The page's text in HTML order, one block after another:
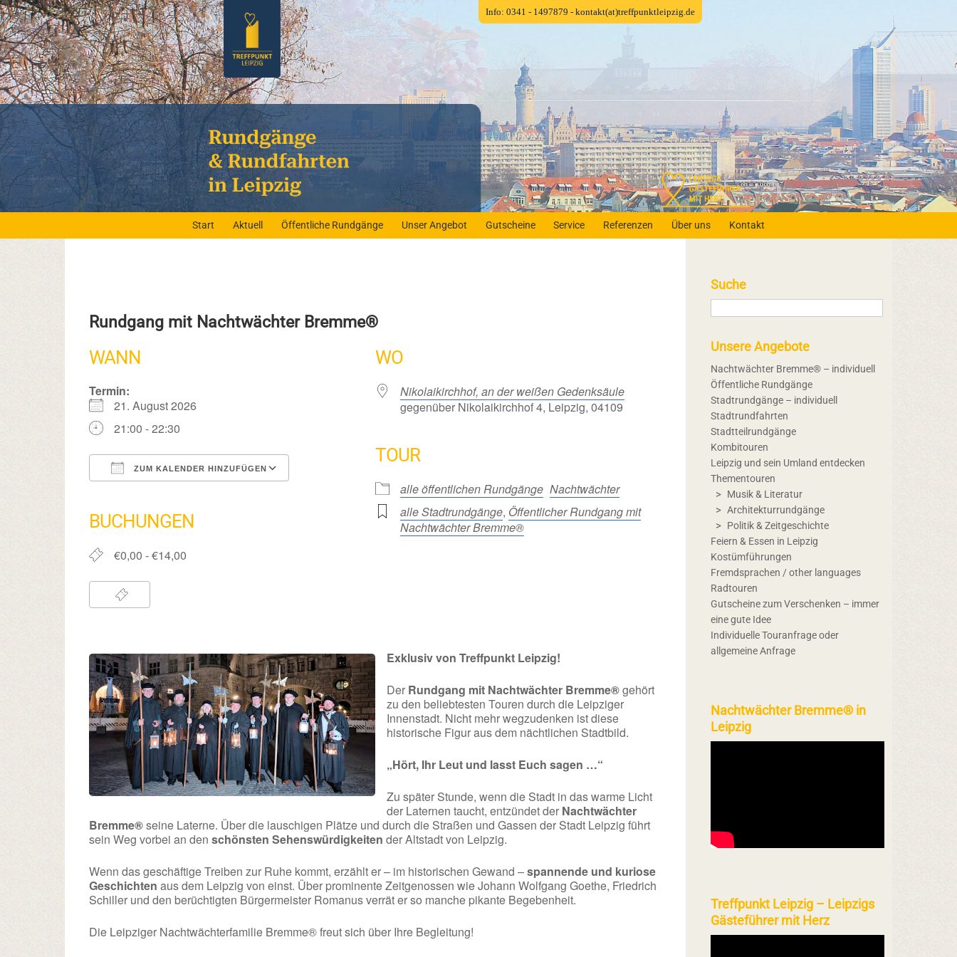
Start Aktuell Öffentliche Rundgänge Unser Angebot Gutscheine Service Referenzen Über uns Kontakt
Rundgang mit Nachtwächter Bremme®
WANN
Termin:
21. August 2026
21:00 - 22:30
ZUM KALENDER HINZUFÜGEN
BUCHUNGEN
€0,00 - €14,00
WO
Nikolaikirchhof, an der weißen Gedenksäule
gegenüber Nikolaikirchhof 4, Leipzig, 04109
TOUR
alle öffentlichen Rundgänge Nachtwächter
alle Stadtrundgänge, Öffentlicher Rundgang mit
Nachtwächter Bremme®
Exklusiv von Treffpunkt Leipzig!
Der Rundgang mit Nachtwächter Bremme®gehört
zu den beliebtesten Touren durch die Leipziger
Innenstadt. Nicht mehr wegzudenken ist diese
historische Figur aus dem nächtlichen Stadtbild.
„Hört, Ihr Leut und lasst Euch sagen …“
Zu später Stunde, wenn die Stadt in das warme Licht
der Laternen taucht, entzündet der Nachtwächter
Bremme®seine Laterne. Über die lauschigen Plätze und durch die Straßen und Gassen der Stadt Leipzig führt
sein Weg vorbei an denschönsten Sehenswürdigkeiten der Altstadt von Leipzig.
Wenn das geschäftige Treiben zur Ruhe kommt, erzählt er – im historischen Gewand –spannende und kuriose
Geschichten aus dem Leipzig von einst. Über prominente Zeitgenossen wie Johann Wolfgang Goethe, Friedrich
Schiller und den berüchtigten Bürgermeister Romanus verrät er so manche pikante Begebenheit.
Die Leipziger Nachtwächterfamilie Bremme® freut sich über Ihre Begleitung!
Suche
Unsere Angebote
Nachtwächter Bremme® – individuell
Öffentliche Rundgänge
Stadtrundgänge – individuell
Stadtrundfahrten
Stadtteilrundgänge
Kombitouren
Leipzig und sein Umland entdecken
Thementouren
Musik & Literatur
Architekturrundgänge
Politik & Zeitgeschichte
Feiern & Essen in Leipzig
Kostümführungen
Fremdsprachen / other languages
Radtouren
Gutscheine zum Verschenken – immer
eine gute Idee
Individuelle Touranfrage oder
allgemeine Anfrage
Nachtwächter Bremme® in
Leipzig
Treffpunkt Leipzig – Leipzigs
Gästeführer mit Herz
Info: 0341 - 1497879 - kontakt(at)treffpunktleipzig.de